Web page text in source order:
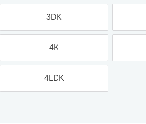
3DK
4K
4LDK